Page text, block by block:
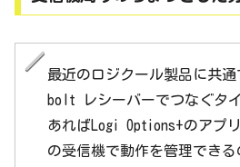
最近のロジクール製品に共
bolt レシーバーでつなぐタ
あればLogi Options+のアプ
の受信機で動作を管理できる